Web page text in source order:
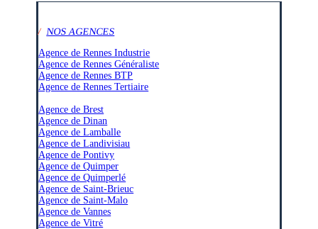
/ NOS AGENCES
Agence de Rennes Industrie
Agence de Rennes Généraliste
Agence de Rennes BTP
Agence de Rennes Tertiaire
Agence de Brest
Agence de Dinan
Agence de Lamballe
Agence de Landivisiau
Agence de Pontivy
Agence de Quimper
Agence de Quimperlé
Agence de Saint-Brieuc
Agence de Saint-Malo
Agence de Vannes
Agence de Vitré